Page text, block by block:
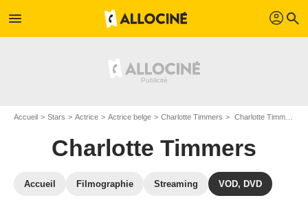
menu profil search
Accueil Stars Actrice Actrice belge Charlotte Timmers Charlotte Timmers : ses Blu-Ray, DVD, VOD, SVOD
Charlotte Timmers
Accueil Filmographie Streaming VOD, DVD